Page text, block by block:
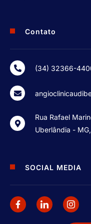
Contato
(34) 32366-
Rua Rafael
Uberlândia -
SOCIAL MEDIA